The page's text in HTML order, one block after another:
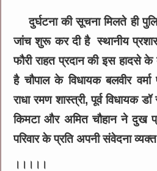
दुर्घटना की सूचना मिलते ही
जांच शुरू कर दी है स्थानीय
फौरी राहत प्रदान की इस हादसे
है चौपाल के विधायक बलवीर वर्मा
राधा रमण शास्त्री, पूर्व विधायक
किमटा और अमित चौहान ने दुख
परिवार के प्रति अपनी संवेदना
।।।।।